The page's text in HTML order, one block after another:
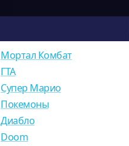
Мортал Комбат
ГТА
Супер Марио
Покемоны
Диабло
Doom